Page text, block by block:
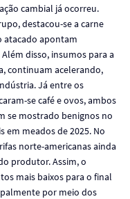
cambial já ocorreu.
destacou-se a carne
atacado apontam
disso, insumos para a
continuam acelerando,
Já entre os
se café e ovos, ambos
se mostrado benignos no
em meados de 2025. No
norte-americanas ainda
produtor. Assim, o
mais baixos para o final
por meio dos